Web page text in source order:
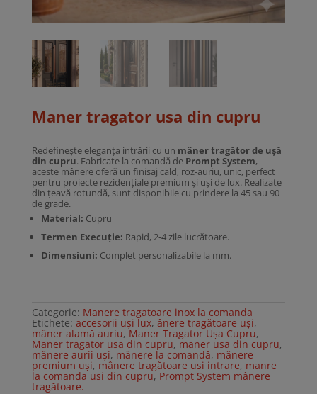
Maner tragator usa din cupru
Redefinește eleganța intrării cu un mâner tragător de ușă
din cupru. Fabricate la comandă de Prompt System,
aceste mânere oferă un finisaj cald, roz-auriu, unic, perfect
pentru proiecte rezidențiale premium și uși de lux. Realizate
din țeavă rotundă, sunt disponibile cu prindere la 45 sau 90
de grade.
Material: Cupru
Termen Execuție: Rapid, 2-4 zile lucrătoare.
Dimensiuni: Complet personalizabile la mm.
Categorie: Manere tragatoare inox la comanda
Etichete: accesorii uși lux, ânere tragătoare uși,
mâner alamă auriu,Maner Tragator Ușa Cupru,
Maner tragator usa din cupru, maner usa din cupru,
mânere aurii uși, mânere la comandă, mânere
premium uși, mânere tragătoare usi intrare, manre
la comanda usi din cupru, Prompt System mânere
tragătoare.